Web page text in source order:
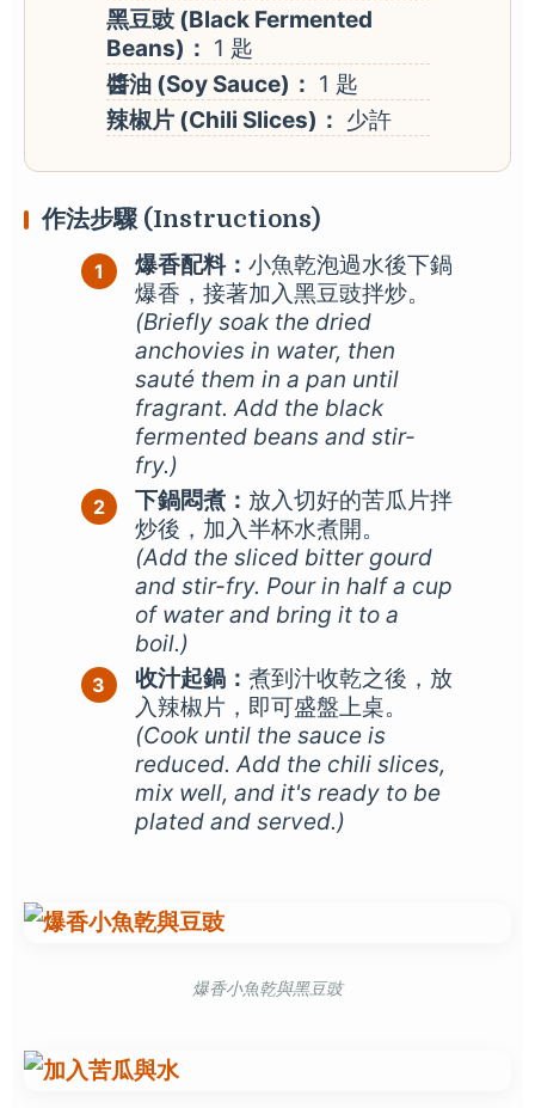
黑豆豉 (Black Fermented
Beans)： 1 匙
醬油 (Soy Sauce)： 1 匙
辣椒片 (Chili Slices)： 少許
作法步驟 (Instructions)
爆香配料： 小魚乾泡過水後下鍋
爆香，接著加入黑豆豉拌炒。
(Briefly soak the dried
anchovies in water, then
sauté them in a pan until
fragrant. Add the black
fermented beans and stir-
fry.)
下鍋悶煮： 放入切好的苦瓜片拌
炒後，加入半杯水煮開。
(Add the sliced bitter gourd
and stir-fry. Pour in half a cup
of water and bring it to a
boil.)
收汁起鍋： 煮到汁收乾之後，放
入辣椒片，即可盛盤上桌。
(Cook until the sauce is
reduced. Add the chili slices,
mix well, and it's ready to be
plated and served.)
爆香小魚乾與黑豆豉